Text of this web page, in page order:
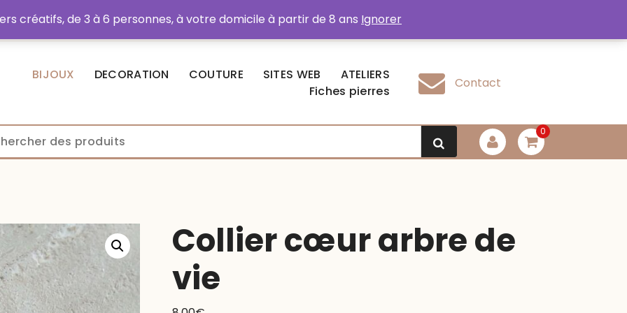
BIJOUX DECORATION COUTURE SITES WEB
ATELIERS
Fiches pierres
Contact
0
Collier cœur arbre de
vie
créatifs, de 3 à 6 personnes, à votre domicile à partir de 8 ans Ignorer